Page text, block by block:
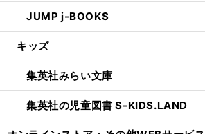
JUMP j-BOOKS
キッズ
集英社みらい文庫
集英社の児童図書 S-KIDS.LAND